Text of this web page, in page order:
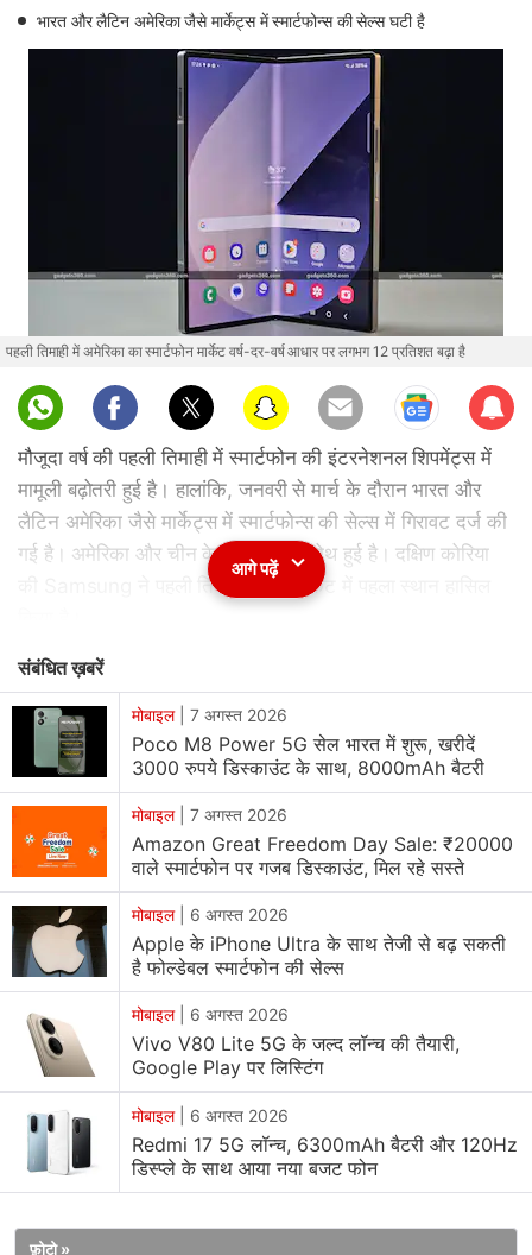
भारत और लैटिन अमेरिका जैसे मार्केट्स में स्मार्टफोन्स की सेल्स घटी है
पहली तिमाही में अमेरिका का स्मार्टफोन मार्केट वर्ष-दर-वर्ष आधार पर लगभग 12 प्रतिशत बढ़ा है
Sub
scri
be
मौजूदा वर्ष की पहली तिमाही में स्मार्टफोन की इंटरनेशनल शिपमेंट्स में
मामूली बढ़ोतरी हुई है। हालांकि, जनवरी से मार्च के दौरान भारत और
लैटिन अमेरिका जैसे मार्केट्स में स्मार्टफोन्स की सेल्स में गिरावट दर्ज की
गई है। अमेरिका और चीन के मार्केट्स में ग्रोथ हुई है। दक्षिण कोरिया
की Samsung ने पहली तिमाही में इस मार्केट में पहला स्थान हासिल
मार्केट रिसर्च फर्म Canalys की
तिमाही में स्मार्टफोन की इंटरनेशनल शिपमेंट्स 0.2 प्रतिशत बढ़कर
लगभग 29.69 करोड़ यूनिट्स की हैं। इस मार्केट में लगातार तीसरी
तिमाही में ग्रोथ कम रही है। सैमसंग का लगभग 6.05 करोड़ यूनिट्स
की शिपमेंट के साथ लगभग 20 प्रतिशत का मार्केट शेयर है। सैमसंग
को Galaxy S25 सीरीज और नई Galaxy A सीरीज के लॉन्च से
फायदा हुआ है। इस मार्केट में लगभग 5.5 करोड़ यूनिट्स की शिपमेंट के
साथ एपल ने लगभग 19 प्रतिशत मार्केट शेयर हासिल किया है।
चीन की Xiaomi लगभग 4.18 करोड़ स्मार्टफोन्स की शिपमेंट के साथ
तीसरे स्थान पर है। शाओमी का मार्केट शेयर लगभग 14 प्रतिशत का
है। इसके बाद चीन की ही Vivo और Oppo को चौथा और पांचवां रैंक
मिला है। इन दोनों कंपनियों की स्मार्टफोन मार्केट में हिस्सेदारी लगभग
आठ प्रतिशत की है। इस रिपोर्ट में कहा गया है कि पहली तिमाही में
अमेरिका, चीन और अफ्रीका के मार्केटस में स्मार्टफोन की शिपमेंट्स बढ़ी
हैं। हालांकि, भारत और मिडल ईस्ट के मार्केट्स में इन शिपमेंट्स में कमी
हुई है।
आगे पढ़ें
संबंधित ख़बरें
मोबाइल| 7 अगस्त 2026
Poco M8 Power 5G सेल भारत में शुरू, खरीदें
3000 रुपये डिस्काउंट के साथ, 8000mAh बैटरी
मोबाइल| 7 अगस्त 2026
Amazon Great Freedom Day Sale: ₹20000
वाले स्मार्टफोन पर गजब डिस्काउंट, मिल रहे सस्ते
मोबाइल| 6 अगस्त 2026
Apple के iPhone Ultra के साथ तेजी से बढ़ सकती
है फोल्डेबल स्मार्टफोन की सेल्स
मोबाइल| 6 अगस्त 2026
Vivo V80 Lite 5G के जल्द लॉन्च की तैयारी,
Google Play पर लिस्टिंग
मोबाइल| 6 अगस्त 2026
Redmi 17 5G लॉन्च, 6300mAh बैटरी और 120Hz
डिस्प्ले के साथ आया नया बजट फोन
फ़ोटो »